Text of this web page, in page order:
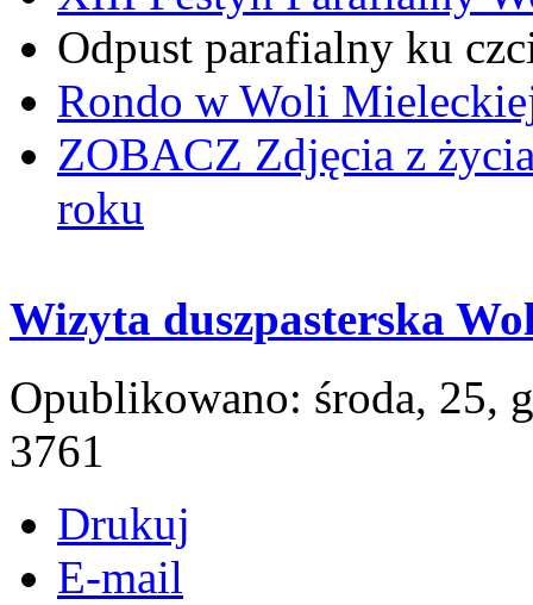
Odpust parafialny ku
Rondo w Woli
ZOBACZ Zdjęcia z
roku
Wizyta duszpasterska
Opublikowano: środa, 25,
3761
Drukuj
E-mail